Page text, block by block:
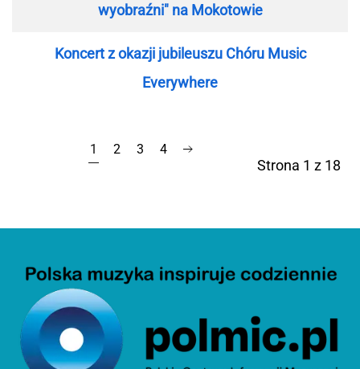
wyobraźni" na Mokotowie
Koncert z okazji jubileuszu Chóru Music
Everywhere
Strona 1 z 18
1 2 3 4